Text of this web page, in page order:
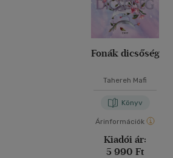
Fonák dicsőség
Tahereh Mafi
Könyv
Árinformációk
Kiadói ár:
5 990 Ft